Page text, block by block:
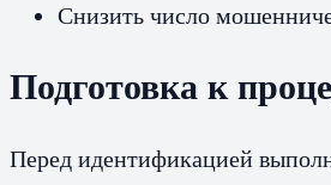
Снизить число
Подготовка к
Перед идентификацией